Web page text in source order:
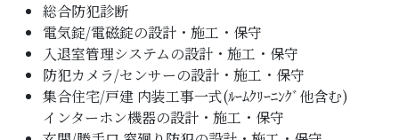
総合防犯診断
電気錠/電磁錠の設計・施工・保守
入退室管理システムの設計・施工・保守
防犯カメラ/センサーの設計・施工・保守
集合住宅/戸建 内装工事一式(ﾙｰﾑｸﾘｰﾆﾝｸﾞ他含む)
インターホン機器の設計・施工・保守